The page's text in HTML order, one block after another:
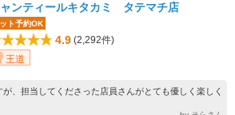
ンティールキタカミ タテマチ店
ト予約OK
4.9 (2,292件)
王道
、担当してくださった店員さんがとても優しく楽しく